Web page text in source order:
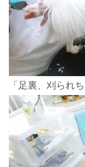
「足裏、刈られ